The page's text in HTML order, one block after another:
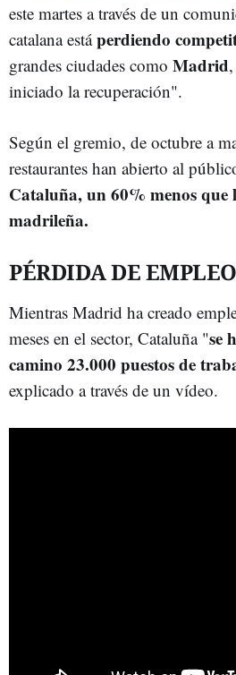
este martes a través de un
catalana estáperdiendo
grandes ciudades como Madrid
iniciado la recuperación".
Según el gremio, de octubre a
restaurantes han abierto al
Cataluña, un 60% menos que
madrileña.
PÉRDIDA DE
Mientras Madrid ha creado
meses en el sector, Cataluña "se
camino 23.000 puestos de
explicado a través de un vídeo.